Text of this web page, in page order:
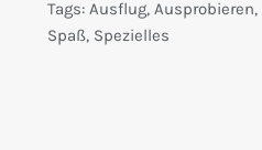
Tags: Ausflug,Ausprobieren,
Spaß, Spezielles